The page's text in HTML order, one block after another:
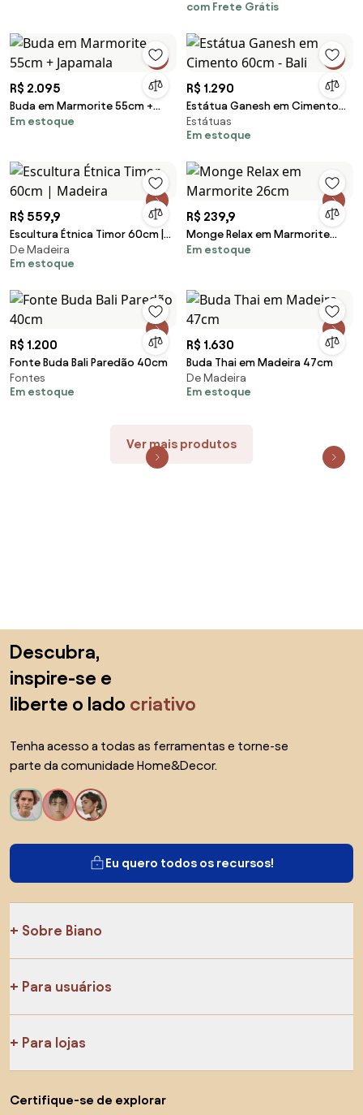
com Frete Grátis
R$ 2.095
Buda em Marmorite 55cm +
Japamala
Em estoque
R$ 1.290
Estátua Ganesh em Cimento
60cm - Bali
Estátuas
Em estoque
R$ 559,9
Escultura Étnica Timor 60cm |
Madeira
De Madeira
Em estoque
R$ 239,9
Monge Relax em Marmorite
26cm
Em estoque
R$ 1.200
Fonte Buda Bali Paredão 40cm
Fontes
Em estoque
R$ 1.630
Buda Thai em Madeira 47cm
De Madeira
Em estoque
Ver mais produtos
Descubra,
inspire-se e
liberte o lado criativo
Tenha acesso a todas as ferramentas e torne-se
parte da comunidade Home&Decor.
Eu quero todos os recursos!
Sobre Biano
Para usuários
Para lojas
Certifique-se de explorar